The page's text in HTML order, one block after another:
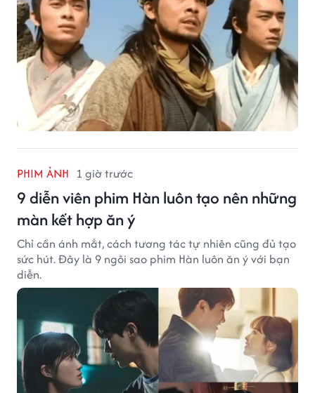
PHIM ẢNH 1 giờ trước
9 diễn viên phim Hàn luôn tạo nên những
màn kết hợp ăn ý
Chỉ cần ánh mắt, cách tương tác tự nhiên cũng đủ tạo
sức hút. Đây là 9 ngôi sao phim Hàn luôn ăn ý với bạn
diễn.